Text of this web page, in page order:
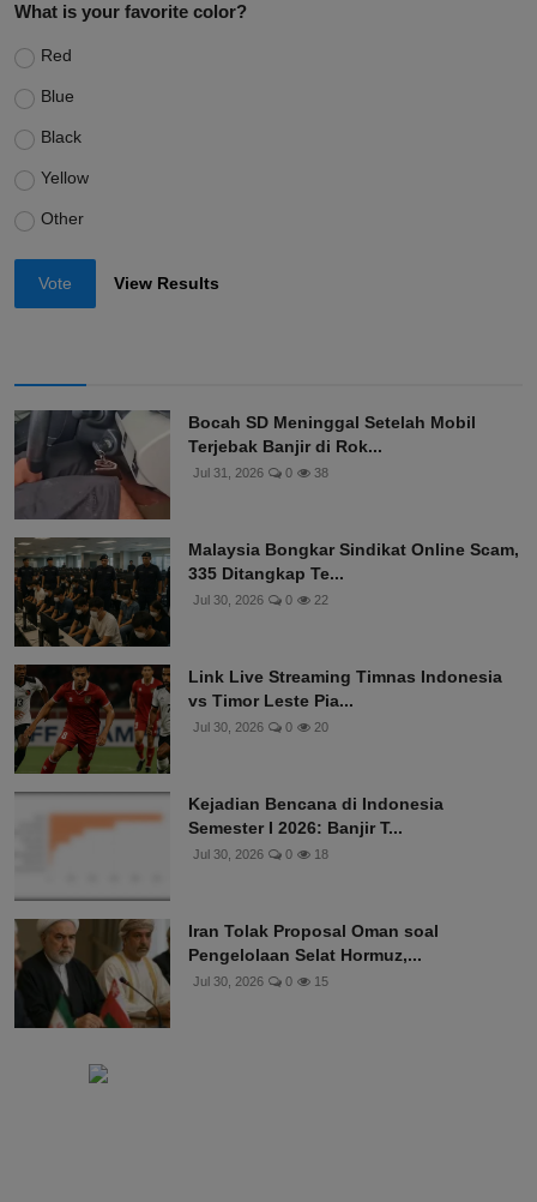
What is your favorite color?
Red
Blue
Black
Yellow
Other
Vote View Results
Bocah SD Meninggal Setelah Mobil
Terjebak Banjir di Rok...
Jul 31, 2026 0 38
Malaysia Bongkar Sindikat Online Scam,
335 Ditangkap Te...
Jul 30, 2026 0 22
Link Live Streaming Timnas Indonesia
vs Timor Leste Pia...
Jul 30, 2026 0 20
Kejadian Bencana di Indonesia
Semester I 2026: Banjir T...
Jul 30, 2026 0 18
Iran Tolak Proposal Oman soal
Pengelolaan Selat Hormuz,...
Jul 30, 2026 0 15